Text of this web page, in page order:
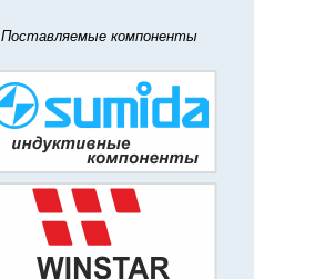
Поставляемые компоненты